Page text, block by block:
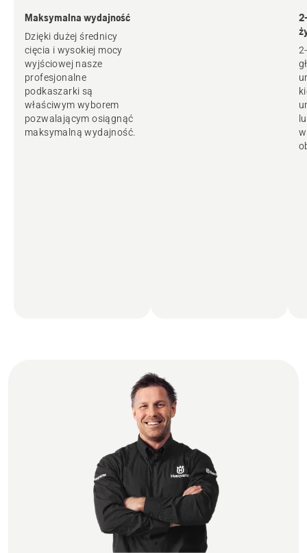
Maksymalna wydajność
Dzięki dużej średnicy
cięcia i wysokiej mocy
wyjściowej nasze
profesjonalne
podkaszarki są
właściwym wyborem
pozwalającym osiągnąć
maksymalną wydajność.